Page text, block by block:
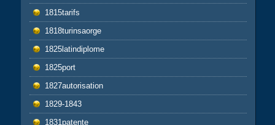
1815tarifs
1818turinsaorge
1825latindiplome
1825port
1827autorisation
1829-1843
1831patente